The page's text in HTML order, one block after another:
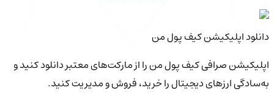
دانلود اپلیکیشن کیف‌ پول من
اپلیکیشن صرافی کیف پول من را از مارکت‌های معتبر دانلود کنید و
به‌سادگی ارزهای دیجیتال را خرید، فروش و مدیریت کنید.